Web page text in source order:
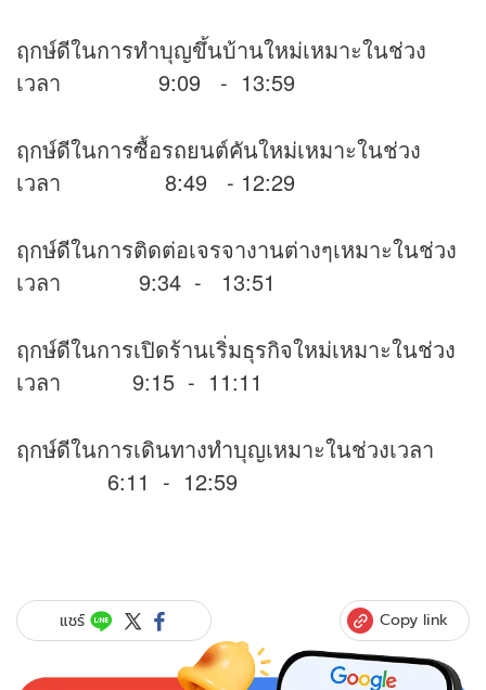
ฤกษ์ดีในการทำบุญขึ้นบ้านใหม่เหมาะในช่วง
เวลา 9:09 - 13:59
ฤกษ์ดีในการซื้อรถยนต์คันใหม่เหมาะในช่วง
เวลา 8:49 - 12:29
ฤกษ์ดีในการติดต่อเจรจางานต่างๆเหมาะในช่วง
เวลา 9:34 - 13:51
ฤกษ์ดีในการเปิดร้านเริ่มธุรกิจใหม่เหมาะในช่วง
เวลา 9:15 - 11:11
ฤกษ์ดีในการเดินทางทำบุญเหมาะในช่วงเวลา
6:11 - 12:59
แชร์ Copy link